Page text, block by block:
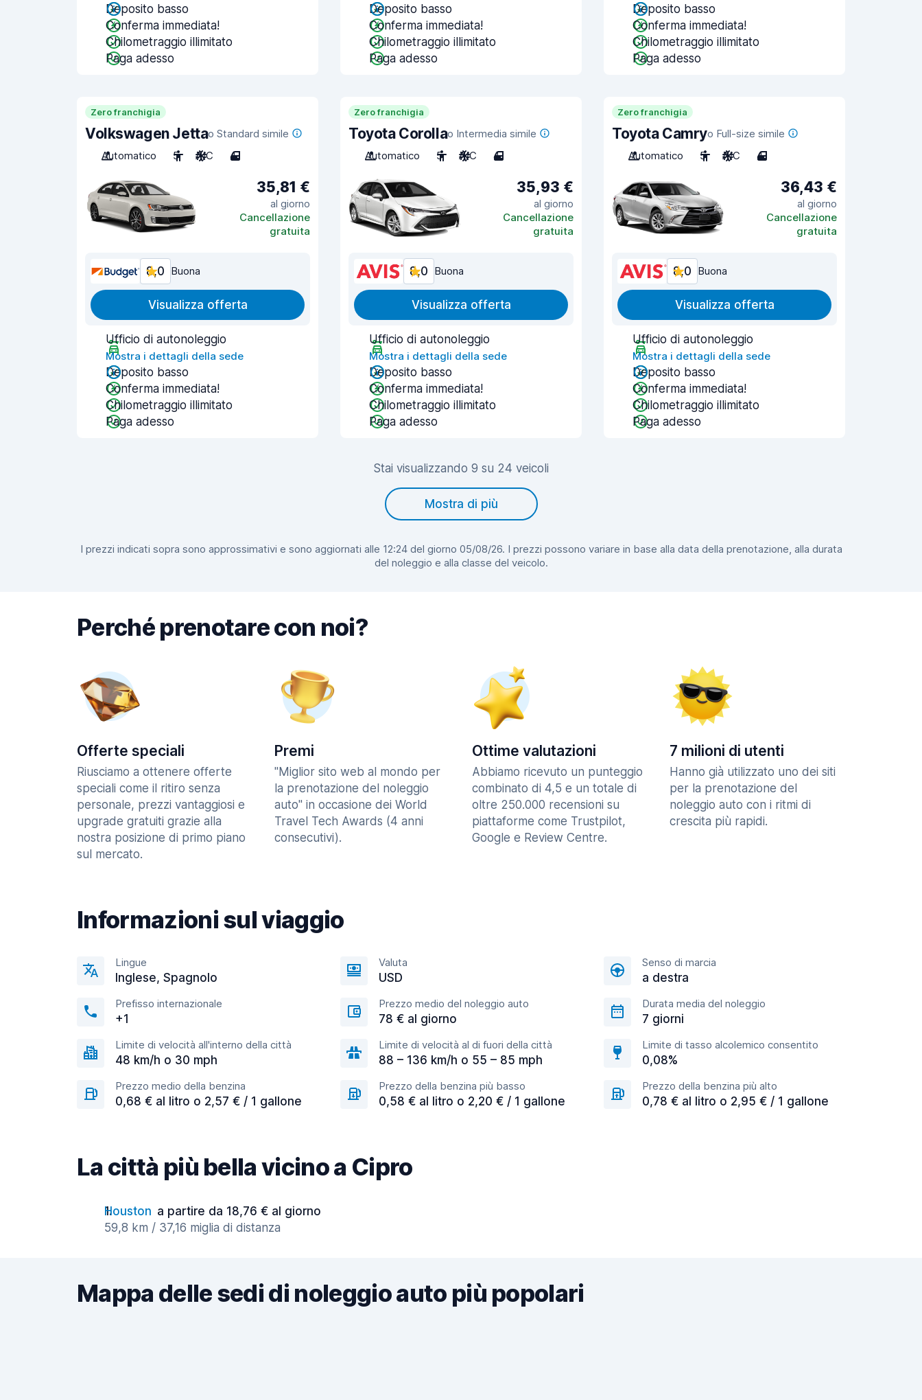
Deposito basso
Conferma immediata!
Chilometraggio illimitato
Paga adesso
Deposito basso
Conferma immediata!
Chilometraggio illimitato
Paga adesso
Deposito basso
Conferma immediata!
Chilometraggio illimitato
Paga adesso
Zero franchigia
Volkswagen Jettao Standard simile
Automatico
5 A/C 4
35,81 €
al giorno
Cancellazione
gratuita
8,0 Buona
Visualizza offerta
Ufficio di autonoleggio
Mostra i dettagli della sede
Deposito basso
Conferma immediata!
Chilometraggio illimitato
Paga adesso
Zero franchigia
Toyota Corollao Intermedia simile
Automatico
5 A/C 4
35,93 €
al giorno
Cancellazione
gratuita
8,0 Buona
Visualizza offerta
Ufficio di autonoleggio
Mostra i dettagli della sede
Deposito basso
Conferma immediata!
Chilometraggio illimitato
Paga adesso
Zero franchigia
Toyota Camryo Full-size simile
Automatico
5 A/C 4
36,43 €
al giorno
Cancellazione
gratuita
8,0 Buona
Visualizza offerta
Ufficio di autonoleggio
Mostra i dettagli della sede
Deposito basso
Conferma immediata!
Chilometraggio illimitato
Paga adesso
Stai visualizzando 9 su 24 veicoli
Mostra di più
I prezzi indicati sopra sono approssimativi e sono aggiornati alle 12:24 del giorno 05/08/26. I prezzi possono variare in base alla data della prenotazione, alla durata
del noleggio e alla classe del veicolo.
Perché prenotare con noi?
Offerte speciali
Riusciamo a ottenere offerte
speciali come il ritiro senza
personale, prezzi vantaggiosi e
upgrade gratuiti grazie alla
nostra posizione di primo piano
sul mercato.
Premi
"Miglior sito web al mondo per
la prenotazione del noleggio
auto" in occasione dei World
Travel Tech Awards (4 anni
consecutivi).
Ottime valutazioni
Abbiamo ricevuto un punteggio
combinato di 4,5 e un totale di
oltre 250.000 recensioni su
piattaforme come Trustpilot,
Google e Review Centre.
7 milioni di utenti
Hanno già utilizzato uno dei siti
per la prenotazione del
noleggio auto con i ritmi di
crescita più rapidi.
Informazioni sul viaggio
Lingue
Inglese, Spagnolo
Valuta
USD
Senso di marcia
a destra
Prefisso internazionale
+1
Prezzo medio del noleggio auto
78 € al giorno
Durata media del noleggio
7 giorni
Limite di velocità all'interno della città
48 km/h o 30 mph
Limite di velocità al di fuori della città
88 – 136 km/h o 55 – 85 mph
Limite di tasso alcolemico consentito
0,08%
Prezzo medio della benzina
0,68 € al litro o 2,57 € / 1 gallone
Prezzo della benzina più basso
0,58 € al litro o 2,20 € / 1 gallone
Prezzo della benzina più alto
0,78 € al litro o 2,95 € / 1 gallone
La città più bella vicino a Cipro
Houston a partire da 18,76 € al giorno
59,8 km / 37,16 miglia di distanza
Mappa delle sedi di noleggio auto più popolari